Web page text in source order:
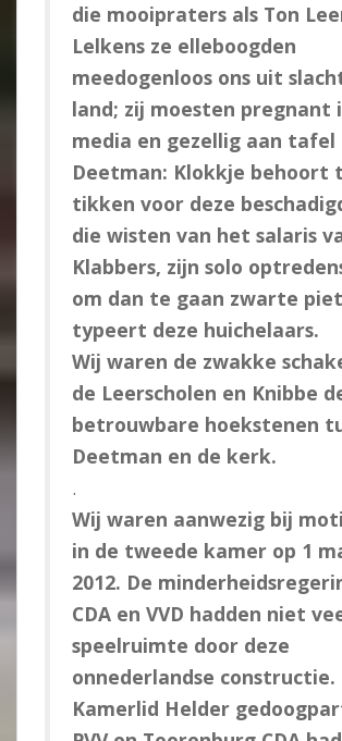
die mooipraters als Ton
Lelkens ze elleboogden
meedogenloos ons uit
land; zij moesten pregnant
media en gezellig aan
Deetman: Klokkje behoort
tikken voor deze
die wisten van het salaris
Klabbers, zijn solo
om dan te gaan zwarte
typeert deze huichelaars.
Wij waren de zwakke
de Leerscholen en Knibbe
betrouwbare hoekstenen
Deetman en de kerk.
.
Wij waren aanwezig bij
in de tweede kamer op 1
2012. De
CDA en VVD hadden niet
speelruimte door deze
onnederlandse constructie.
Kamerlid Helder